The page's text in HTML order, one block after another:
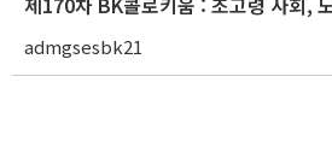
admgsesbk21